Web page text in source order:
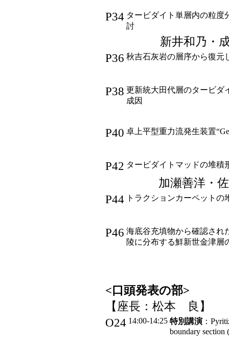
P34 タービダイト単層内の粒度
討
新井和乃・
P36 秋吉石灰岩の層序から復元
P38 更新統大田代層のタービダ
成因
P40 卓上平型重力流発生装置
P42 タービダイトマッドの堆積
加瀬善洋・
P44
トラクションカーペット
P46 海底谷充填物から確認され
陵に分布する鮮新世金津層
<口頭発表の部>
【座長：松本 良】
O24 14:00-14:25 特別講演：
boundary